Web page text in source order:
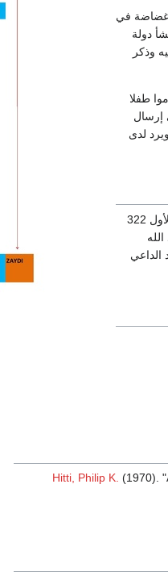
غضاضة في
وأنشأ دولة
وذكر
طفلا
إرسال
لدى
وبعد فترة حكم ناهزت ربع قرن من الزمان توفي المهدي في (15 من ربيع الأول 322
الداعي
Hitti, Philip K. (1970).